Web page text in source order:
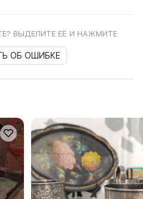
ВЫДЕЛИТЕ ЕЁ И НАЖМИТЕ
ОБ ОШИБКЕ